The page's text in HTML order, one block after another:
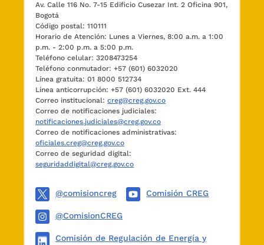
Av. Calle 116 No. 7-15 Edificio Cusezar Int. 2 Oficina 901,
Bogotá
Código postal: 110111
Horario de Atención: Lunes a Viernes, 8:00 a.m. a 1:00
p.m. - 2:00 p.m. a 5:00 p.m.
Teléfono celular: 3208473254
Teléfono conmutador: +57 (601) 6032020
Línea gratuita: 01 8000 512734
Línea anticorrupción: +57 (601) 6032020 Ext. 444
Correo institucional: creg@creg.gov.co
Correo de notificaciones judiciales:
notificaciones.judiciales@creg.gov.co
Correo de notificaciones administrativas:
oficiales.creg@creg.gov.co
Correo de seguridad digital:
seguridaddigital@creg.gov.co
@comisioncreg Comisión CREG
@ComisionCREG
Comisión de Regulación de Energía y